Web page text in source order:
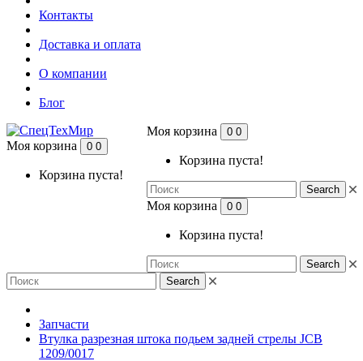
Контакты
Доставка и оплата
О компании
Блог
Моя корзина 0 0
Корзина пуста!
Search
Моя корзина 0 0
Корзина пуста!
Search
Моя корзина 0 0
Корзина пуста!
Search
Запчасти
Втулка разрезная штока подьем задней стрелы JCB
1209/0017